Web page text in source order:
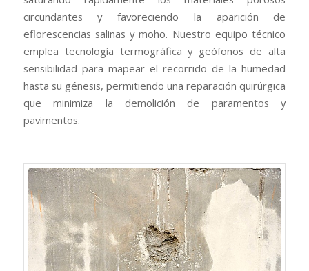
circundantes y favoreciendo la aparición de
eflorescencias salinas y moho. Nuestro equipo técnico
emplea tecnología termográfica y geófonos de alta
sensibilidad para mapear el recorrido de la humedad
hasta su génesis, permitiendo una reparación quirúrgica
que minimiza la demolición de paramentos y
pavimentos.